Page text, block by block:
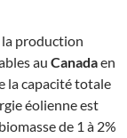
la production
au Canadaen
la capacité totale
éolienne est
de 1 à 2%